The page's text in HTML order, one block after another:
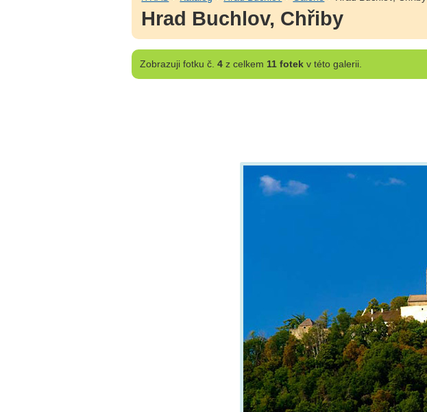
Hrad Buchlov, Chřiby
Zobrazujifotku č. 4z celkem 11 fotekv této galerii.